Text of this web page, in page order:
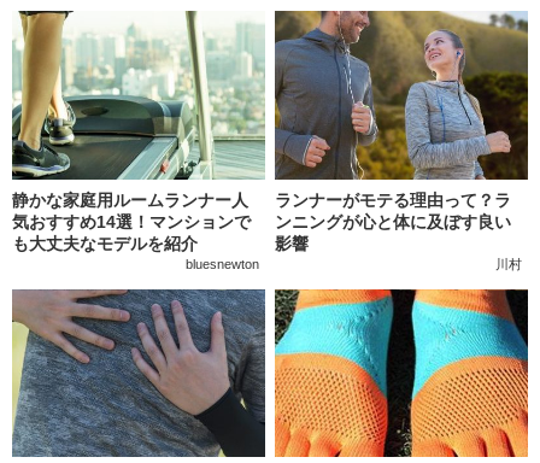
静かな家庭用ルームランナー人
気おすすめ14選！マンションで
も大丈夫なモデルを紹介
bluesnewton
ランナーがモテる理由って？ラ
ンニングが心と体に及ぼす良い
影響
川村